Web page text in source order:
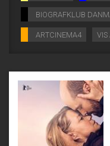
BIOGRAFKLUB
ARTCINEMA4 VIS